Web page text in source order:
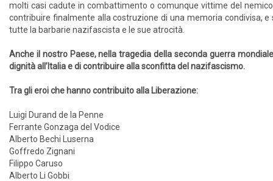
molti casi cadute in combattimento o comunque vittime del
contribuire finalmente alla costruzione di una memoria condivisa,
tutte la barbarie nazifascista e le sue atrocità.
Anche il nostro Paese, nella tragedia della seconda guerra
dignità all’Italia e di contribuire alla sconfitta del nazifascismo.
Tra gli eroi che hanno contribuito alla Liberazione:
Luigi Durand de la Penne
Ferrante Gonzaga del Vodice
Alberto Bechi Luserna
Goffredo Zignani
Filippo Caruso
Alberto Li Gobbi